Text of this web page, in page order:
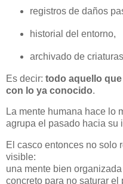
registros de daños
historial del entorno,
archivado de
Es decir: todo aquello
con lo ya conocido.
La mente humana hace lo
agrupa el pasado hacia su
El casco entonces no solo
visible:
una mente bien
concreto para no saturar el